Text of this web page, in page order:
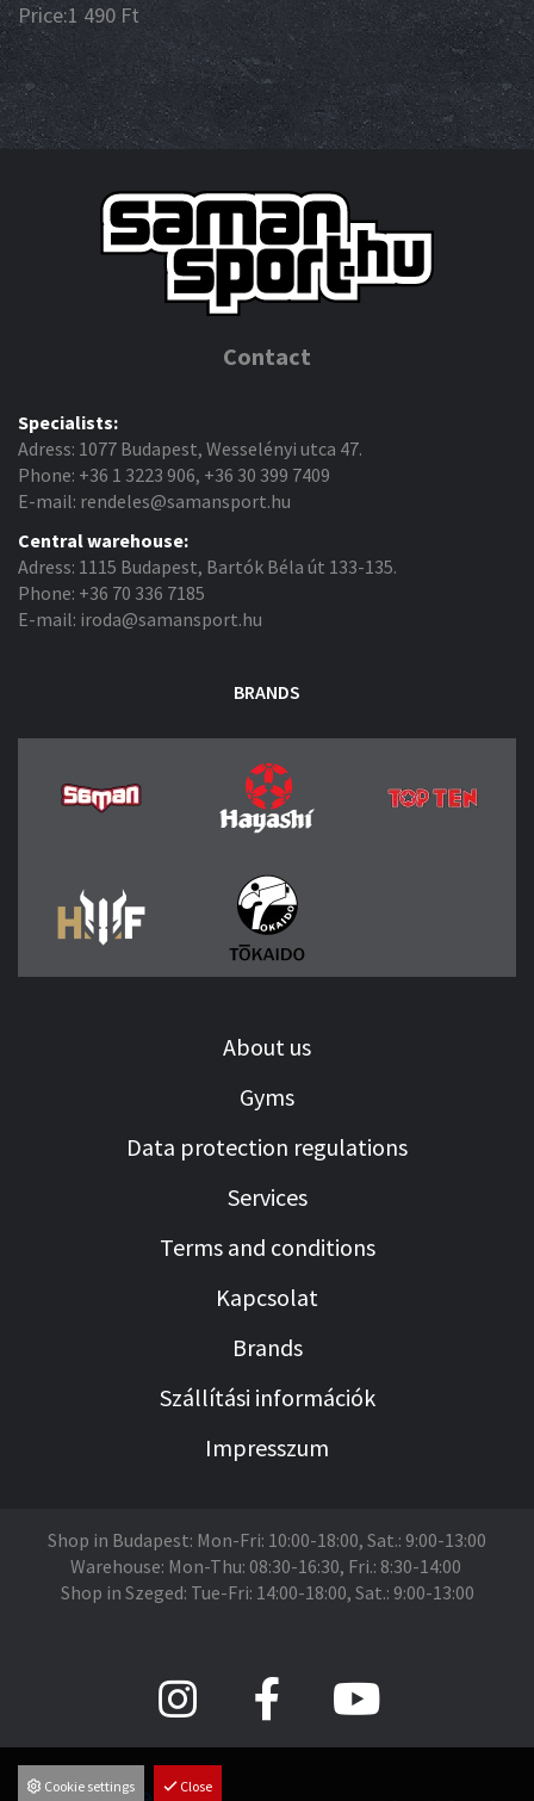
Price:1 490Ft
Contact
Specialists:
Adress: 1077 Budapest, Wesselényi utca 47.
Phone: +36 1 3223 906, +36 30 399 7409
E-mail: rendeles@samansport.hu
Central warehouse:
Adress: 1115 Budapest, Bartók Béla út 133-135.
Phone: +36 70 336 7185
E-mail: iroda@samansport.hu
BRANDS
About us
Gyms
Data protection regulations
Services
Terms and conditions
Kapcsolat
Brands
Szállítási információk
Impresszum
Shop in Budapest: Mon-Fri: 10:00-18:00, Sat.: 9:00-13:00
Warehouse: Mon-Thu: 08:30-16:30, Fri.: 8:30-14:00
Shop in Szeged: Tue-Fri: 14:00-18:00, Sat.: 9:00-13:00
Cookie settings Close